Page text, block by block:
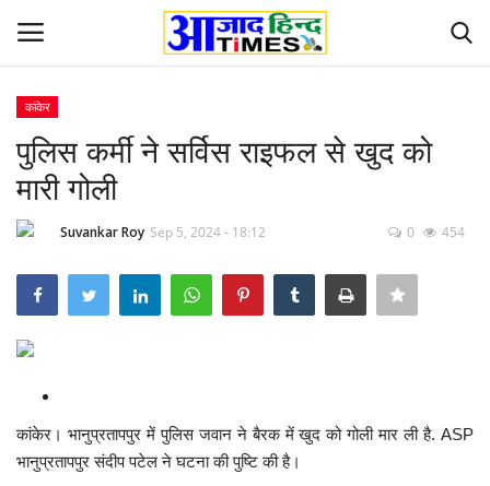
Home
Contact
देश-विदेश
दुनिया
कांकेर
पुलिस कर्मी ने सर्विस राइफल से खुद को
मारी गोली
Suvankar Roy Sep 5, 2024 - 18:12 0 454
कांकेर। भानुप्रतापपुर में पुलिस जवान ने बैरक में खुद को गोली मार ली है. ASP
भानुप्रतापपुर संदीप पटेल ने घटना की पुष्टि की है।